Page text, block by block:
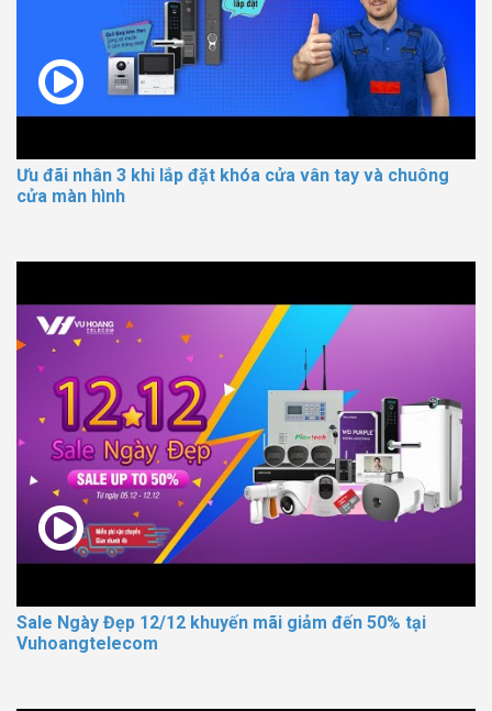
Ưu đãi nhân 3 khi lắp đặt khóa cửa vân tay và chuông
cửa màn hình
Sale Ngày Đẹp 12/12 khuyến mãi giảm đến 50% tại
Vuhoangtelecom